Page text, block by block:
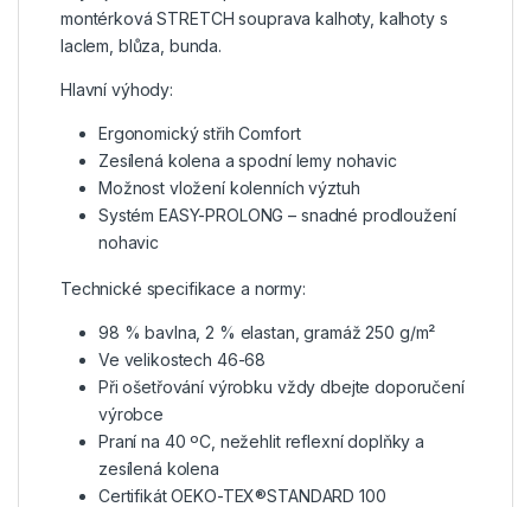
montérková STRETCH souprava kalhoty, kalhoty s
laclem, blůza, bunda.
Hlavní výhody:
Ergonomický střih Comfort
Zesílená kolena a spodní lemy nohavic
Možnost vložení kolenních výztuh
Systém EASY-PROLONG – snadné prodloužení
nohavic
Technické specifikace a normy:
98 % bavlna, 2 % elastan, gramáž 250 g/m²
Ve velikostech 46-68
Při ošetřování výrobku vždy dbejte doporučení
výrobce
Praní na 40 ºC, nežehlit reflexní doplňky a
zesílená kolena
Certifikát OEKO-TEX®STANDARD 100